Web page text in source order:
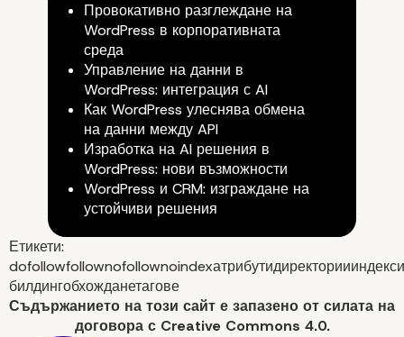
Провокативно разглеждане на
WordPress в корпоративната
среда
Управление на данни в
WordPress: интеграция с AI
Как WordPress улеснява обмена
на данни между API
Изработка на AI решения в
WordPress: нови възможности
WordPress и CRM: изграждане на
устойчиви решения
Етикети:
dofollowfollownofollownoindexатрибутидиректории
билдингобхожданетагове
Съдържанието на този сайт е запазено от силата на
договора с Creative Commons 4.0.